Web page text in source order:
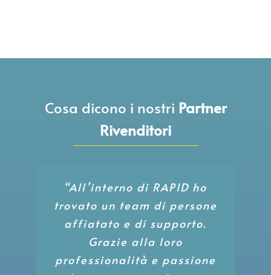
Cosa dicono i nostri Partner
Rivenditori
“All’interno di RAPID ho
trovato un team di persone
affiatato e di supporto.
Grazie alla loro
professionalità e passione
“RAPID mi ha accolto tra i
loro rivenditori nel mese di
febbraio, facendomi
sentire parte del team,
dinamico e molto